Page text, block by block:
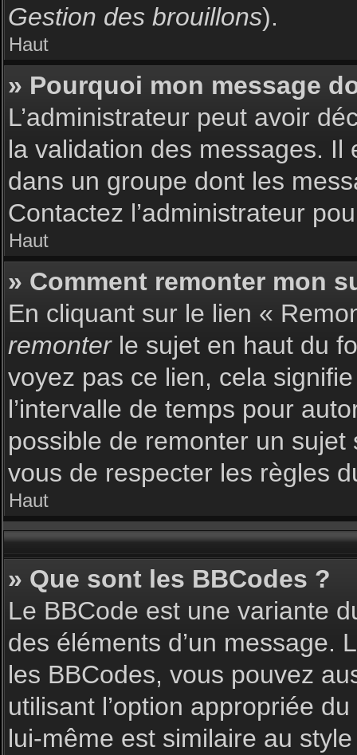
Gestion des brouillons).
Haut
» Pourquoi mon message
L’administrateur peut avoir
la validation des messages. Il
dans un groupe dont les
Contactez l’administrateur
Haut
» Comment remonter mon
En cliquant sur le lien «
remonterle sujet en haut du
voyez pas ce lien, cela
l’intervalle de temps pour
possible de remonter un
vous de respecter les règles
Haut
» Que sont les BBCodes ?
Le BBCode est une variante
des éléments d’un message.
les BBCodes, vous pouvez
utilisant l’option appropriée
lui-même est similaire au